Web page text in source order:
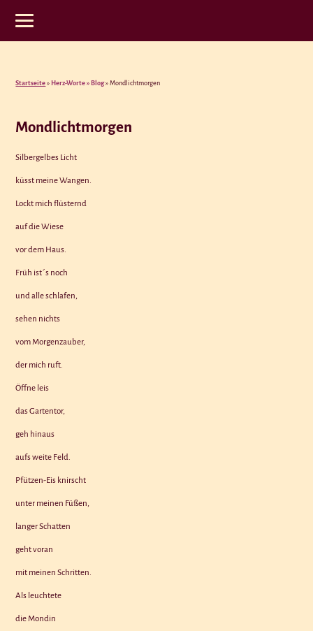
Startseite » Herz-Worte » Blog» Mondlichtmorgen
Mondlichtmorgen
Silbergelbes Licht
küsst meine Wangen.
Lockt mich flüsternd
auf die Wiese
vor dem Haus.
Früh ist´s noch
und alle schlafen,
sehen nichts
vom Morgenzauber,
der mich ruft.
Öffne leis
das Gartentor,
geh hinaus
aufs weite Feld.
Pfützen-Eis knirscht
unter meinen Füßen,
langer Schatten
geht voran
mit meinen Schritten.
Als leuchtete
die Mondin